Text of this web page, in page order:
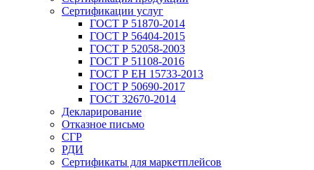
Сертификации услуг
ГОСТ Р 51870-2014
ГОСТ Р 56404-2015
ГОСТ Р 52058-2003
ГОСТ Р 51108-2016
ГОСТ Р ЕН 15733-2013
ГОСТ Р 50690-2017
ГОСТ 32670-2014
Декларирование
Отказное письмо
СГР
РДИ
Сертификаты для маркетплейсов